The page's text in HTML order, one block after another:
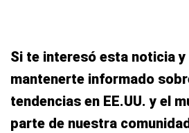
Si te interesó esta noticia y
mantenerte informado
tendencias en EE.UU. y el
parte de nuestra